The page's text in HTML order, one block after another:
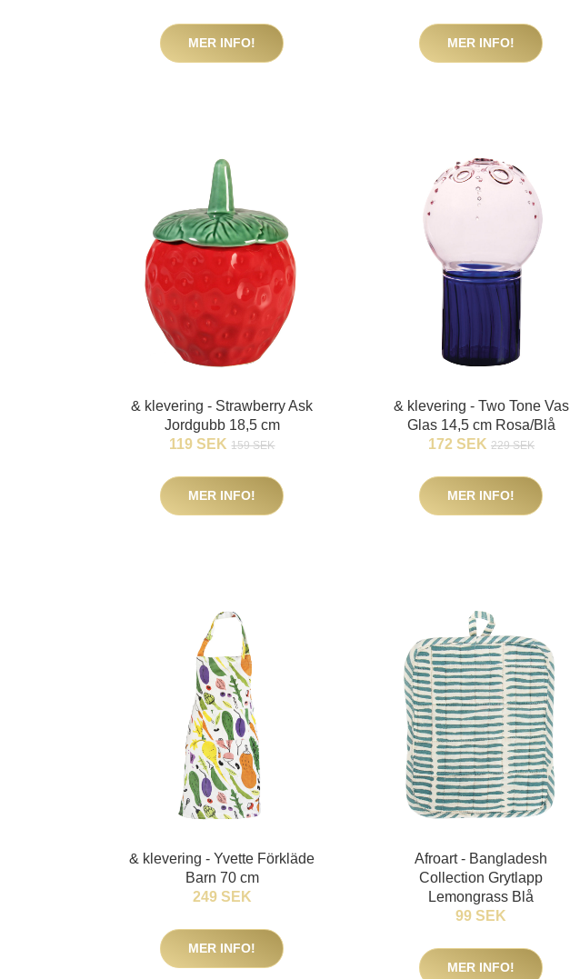
MER INFO! MER INFO!
& klevering - Strawberry Ask
Jordgubb 18,5 cm
119 SEK159 SEK
MER INFO!
& klevering - Two Tone Vas
Glas 14,5 cm Rosa/Blå
172 SEK 229 SEK
MER INFO!
& klevering - Yvette Förkläde
Barn 70 cm
249 SEK
MER INFO!
Afroart - Bangladesh
Collection Grytlapp
Lemongrass Blå
99 SEK
MER INFO!